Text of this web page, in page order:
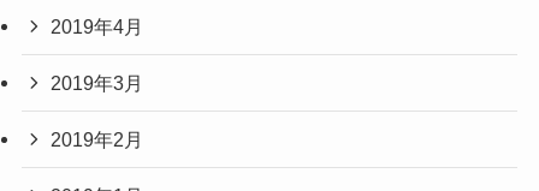
2019年4月
2019年3月
2019年2月